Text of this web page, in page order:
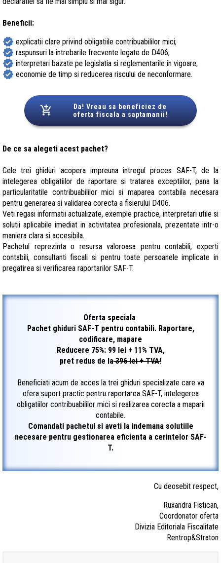
Beneficii:
verified explicatii clare privind obligatiile contribuabililor mici;
verified raspunsuri la intrebarile frecvente legate de D406;
verified interpretari bazate pe legislatia si reglementarile in vigoare;
verified economie de timp si reducerea riscului de neconformare.
Da! Vreau sa beneficiez de
oferta fiscala a saptamanii!
De ce sa alegeti acest pachet?
Cele trei ghiduri acopera impreuna intregul proces SAF-T, de la
intelegerea obligatiilor de raportare si tratarea exceptiilor, pana la
particularitatile contribuabililor mici si maparea contabila necesara
pentru generarea si validarea corecta a fisierului D406.
Veti regasi informatii actualizate, exemple practice, interpretari utile si
solutii aplicabile imediat in activitatea profesionala, prezentate intr-o
maniera clara si accesibila.
Pachetul reprezinta o resursa valoroasa pentru contabili, experti
contabili, consultanti fiscali si pentru toate persoanele implicate in
pregatirea si verificarea raportarilor SAF-T.
Oferta speciala
Pachet ghiduri SAF-T pentru contabili. Raportare,
codificare, mapare
Reducere 75%: 99 lei + 11% TVA,
pret redus de la396 lei + TVA!
Beneficiati acum de acces la trei ghiduri specializate care va
ofera suport practic pentru raportarea SAF-T, intelegerea
obligatiilor contribuabililor mici si realizarea corecta a maparii
contabile.
Comandati pachetul si aveti la indemana solutiile
necesare pentru gestionarea eficienta a cerintelor SAF-
T.
Cu deosebit respect,
Ruxandra Fistican,
Coordonator oferta
Divizia Editoriala Fiscalitate
Rentrop&Straton